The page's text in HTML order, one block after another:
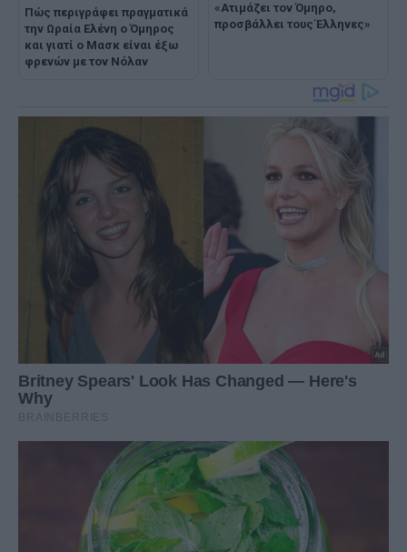
Πώς περιγράφει πραγματικά
την Ωραία Ελένη ο Όμηρος
και γιατί ο Μασκ είναι έξω
φρενών με τον Νόλαν
«Ατιμάζει τον Όμηρο,
προσβάλλει τους Έλληνες»